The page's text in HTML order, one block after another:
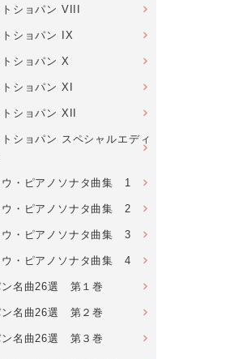
ショパン VIII
ショパン IX
ショパン X
ショパン XI
ショパン XII
ショパン スペシャルエディ
ウ・ピアノソナタ曲集 1
ウ・ピアノソナタ曲集 2
ウ・ピアノソナタ曲集 3
ウ・ピアノソナタ曲集 4
ン名曲26選 第１巻
ン名曲26選 第２巻
ン名曲26選 第３巻